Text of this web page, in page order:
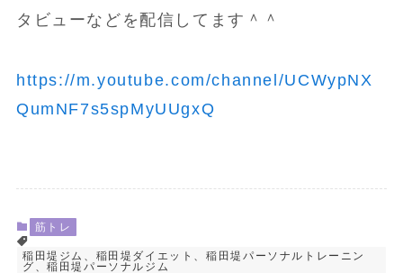
タビューなどを配信してます＾＾
https://m.youtube.com/channel/UCWypNX
QumNF7s5spMyUUgxQ
筋トレ
稲田堤ジム、稲田堤ダイエット、稲田堤パーソナルトレーニン
グ、稲田堤パーソナルジム